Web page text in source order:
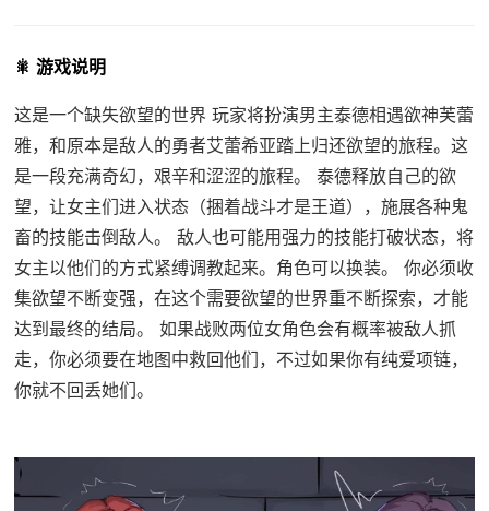
🎇 游戏说明
这是一个缺失欲望的世界 玩家将扮演男主泰德相遇欲神芙蕾
雅，和原本是敌人的勇者艾蕾希亚踏上归还欲望的旅程。这
是一段充满奇幻，艰辛和涩涩的旅程。 泰德释放自己的欲
望，让女主们进入状态（捆着战斗才是王道），施展各种鬼
畜的技能击倒敌人。 敌人也可能用强力的技能打破状态，将
女主以他们的方式紧缚调教起来。角色可以换装。 你必须收
集欲望不断变强，在这个需要欲望的世界重不断探索，才能
达到最终的结局。 如果战败两位女角色会有概率被敌人抓
走，你必须要在地图中救回他们，不过如果你有纯爱项链，
你就不回丢她们。